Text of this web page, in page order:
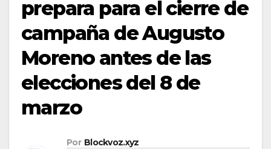
prepara para el cierre de
campaña de Augusto
Moreno antes de las
elecciones del 8 de
marzo
Por Blockvoz.xyz